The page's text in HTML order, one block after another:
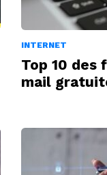
INTERNET
Top 10 des
mail